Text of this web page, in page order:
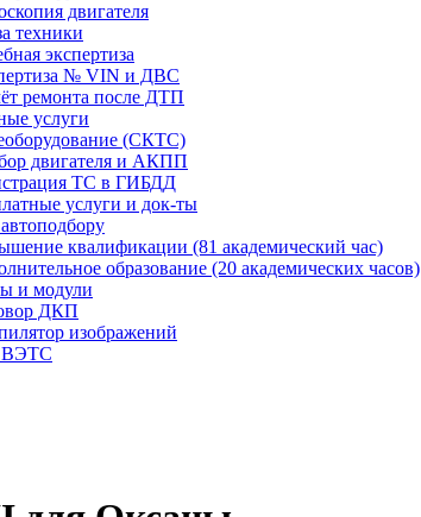
двигателя
техники
экспертиза
№ VIN и ДВС
ремонта после ДТП
услуги
(СКТС)
двигателя и АКПП
ТС в ГИБДД
услуги и док-ты
квалификации (81 академический час)
образование (20 академических часов)
и модули
ДКП
изображений
ВЭТС